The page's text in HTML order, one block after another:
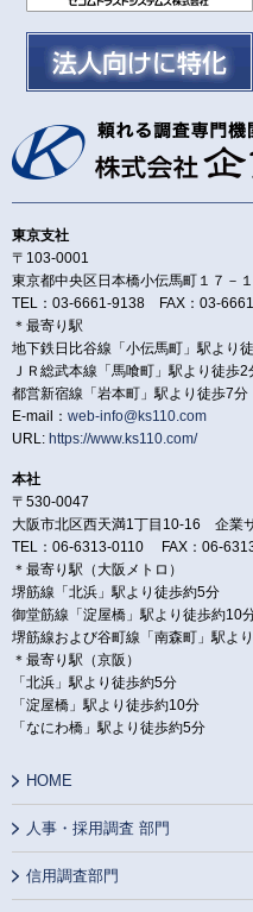
東京支社
〒103-0001
東京都中央区日本橋小伝馬町１７－
TEL：03-6661-9138 FAX：03-
＊最寄り駅
地下鉄日比谷線「小伝馬町」駅より
ＪＲ総武本線「馬喰町」駅より徒歩2
都営新宿線「岩本町」駅より徒歩7分
E-mail： web-info@ks110.com
URL: https://www.ks110.com/
本社
〒530-0047
大阪市北区西天満1丁目10-16 企業
TEL：06-6313-0110 FAX：06-
＊最寄り駅（大阪メトロ）
堺筋線「北浜」駅より徒歩約5分
御堂筋線「淀屋橋」駅より徒歩約10
堺筋線および谷町線「南森町」駅よ
＊最寄り駅（京阪）
「北浜」駅より徒歩約5分
「淀屋橋」駅より徒歩約10分
「なにわ橋」駅より徒歩約5分
HOME
人事・採用調査 部門
信用調査部門